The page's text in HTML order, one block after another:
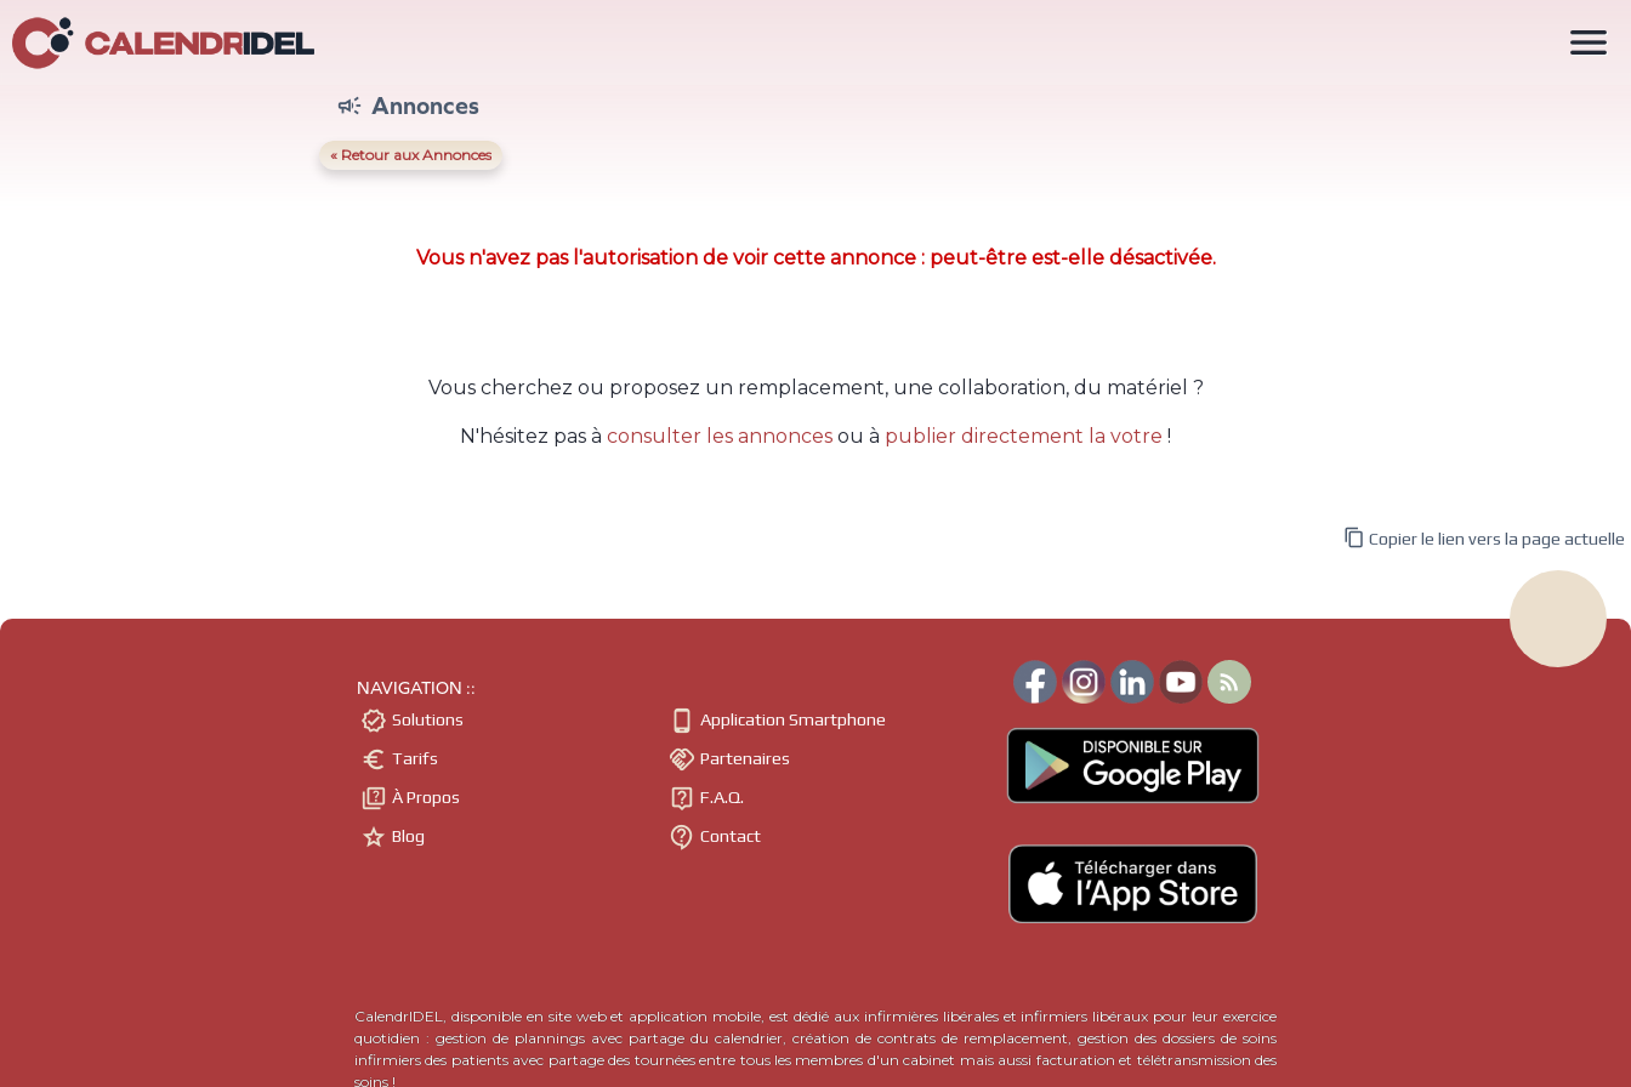
 Annonces
« Retour aux Annonces
Vous n'avez pas l'autorisation de voir cette annonce : peut-être est-elle désactivée.
Vous cherchez ou proposez un remplacement, une collaboration, du matériel ?
N'hésitez pas à consulter les annonces ou à publier directement la votre !

 Copier le lien vers la page actuelle
NAVIGATION ::
 Solutions
 Tarifs
 À Propos
 Blog
 Application Smartphone
 Partenaires
 F.A.Q.
 Contact

CalendrIDEL, disponible en site web et application mobile, est dédié aux infirmières libérales et infirmiers libéraux pour leur exercice
quotidien : gestion de plannings avec partage du calendrier, création de contrats de remplacement, gestion des dossiers de soins
infirmiers des patients avec partage des tournées entre tous les membres d'un cabinet mais aussi facturation et télétransmission des
soins !